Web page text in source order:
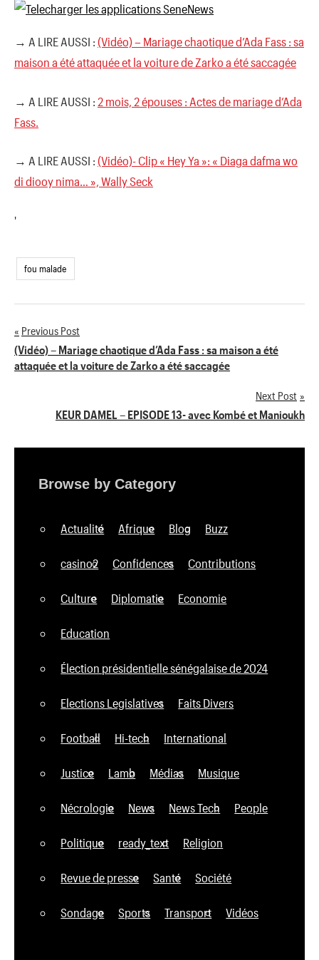
→ A LIRE AUSSI : (Vidéo) – Mariage chaotique d’Ada Fass : sa
maison a été attaquée et la voiture de Zarko a été saccagée
→ A LIRE AUSSI : 2 mois, 2 épouses : Actes de mariage d’Ada
Fass.
→ A LIRE AUSSI : (Vidéo)- Clip « Hey Ya »: « Diaga dafma wo
di diooy nima… », Wally Seck
'
fou malade
Navigation
de
Previous Post
(Vidéo) – Mariage chaotique d’Ada Fass : sa maison a été
attaquée et la voiture de Zarko a été saccagée
Next Post
KEUR DAMEL – EPISODE 13- avec Kombé et Manioukh
Browse by Category
Actualité Afrique Blog Buzz
casino2 Confidences Contributions
Culture Diplomatie Economie
Education
Élection présidentielle sénégalaise de 2024
Elections Legislatives Faits Divers
Football Hi-tech International
Justice Lamb Médias Musique
Nécrologie News News Tech People
Politique ready_text Religion
Revue de presse Santé Société
Sondage Sports Transport Vidéos